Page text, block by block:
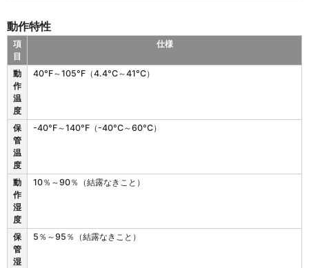
の
物
理
特
性
動作特性
1
動
作
特
性
項
目
仕様
動
作
温
度
40°F～105°F（4.4°C～41°C）
保
管
温
度
-40°F～140°F（-40°C～60°C）
動
作
湿
度
10％～90％（結露なきこと）
保
管
湿
5％～95％（結露なきこと）